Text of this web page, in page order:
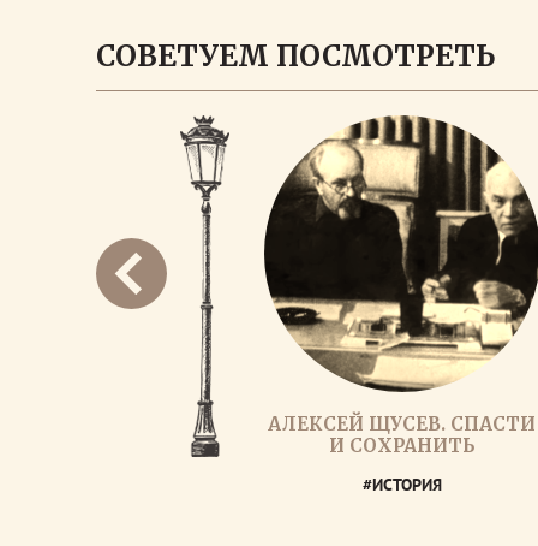
СОВЕТУЕМ ПОСМОТРЕТЬ
АЛЕКСЕЙ ЩУСЕВ. СПАСТИ
И СОХРАНИТЬ
#ИСТОРИЯ